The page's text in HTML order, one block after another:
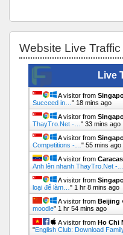
Website Live
Live
A visitor from
Succeed in… " 18 mins ago
A visitor from
ThayTro.Net -… " 33 mins ago
A visitor from
Competitions -… " 55 mins ago
A visitor from
Anh lên nhanh ThayTro.Net -…
A visitor from
loại để làm… " 1 hr 8 mins ago
A visitor from Beijing
moodle" 1 hr 54 mins ago
A visitor from Ho Chi
"English Club: Download